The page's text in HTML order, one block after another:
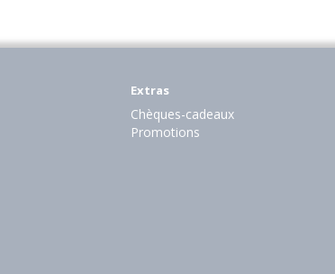
Extras
Chèques-cadeaux
Promotions